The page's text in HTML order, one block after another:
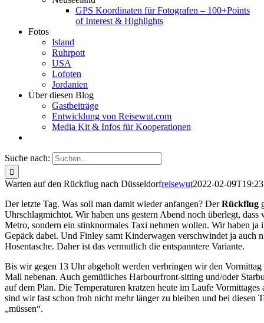
GPS Koordinaten für Fotografen – 100+Points
of Interest & Highlights
Fotos
Island
Ruhrpott
USA
Lofoten
Jordanien
Über diesen Blog
Gastbeiträge
Entwicklung von Reisewut.com
Media Kit & Infos für Kooperationen
Suche nach:
Warten auf den Rückflug nach Düsseldorfreisewut2022-02-
Der letzte Tag. Was soll man damit wieder anfangen? DerRückflug
Uhrschlagmichtot. Wir haben uns gestern Abend noch überlegt,
Metro, sondern ein stinknormales Taxi nehmen wollen. Wir haben ja
Gepäck dabei. Und Finley samt Kinderwagen verschwindet ja auch
Hosentasche. Daher ist das vermutlich die entspanntere Variante.
Bis wir gegen 13 Uhr abgeholt werden verbringen wir den
Mall nebenan. Auch gemütliches Harbourfront-sitting und/oder
auf dem Plan. Die Temperaturen kratzen heute im Laufe
sind wir fast schon froh nicht mehr länger zu bleiben und bei diesen
„müssen“.